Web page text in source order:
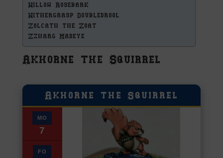
Willow Rosebark
Withergrasp Doubledrool
Zolcath the Zoat
Zzharg Madeye
Akhorne the Squirrel
Akhorne the Squirrel
MO
7
FO